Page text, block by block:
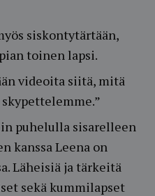
siskontytärtään,
toinen lapsi.
videoita siitä, mitä
puhelulla sisarelleen
kanssa Leena on
Läheisiä ja tärkeitä
sekä kummilapset